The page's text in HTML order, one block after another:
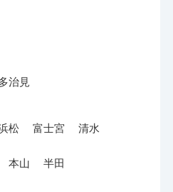
治見
松 富士宮 清水
本山 半田